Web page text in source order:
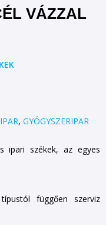
VÁZZAL
, GYÓGYSZERIPAR
ipari székek, az egyes
függően szerviz